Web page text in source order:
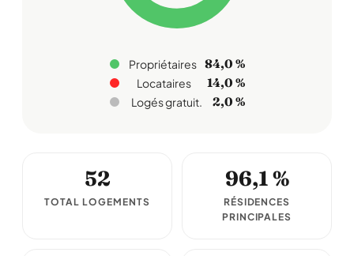
Propriétaires 84,0 %
Locataires 14,0 %
Logés gratuit. 2,0 %
52
TOTAL LOGEMENTS
96,1 %
RÉSIDENCES
PRINCIPALES